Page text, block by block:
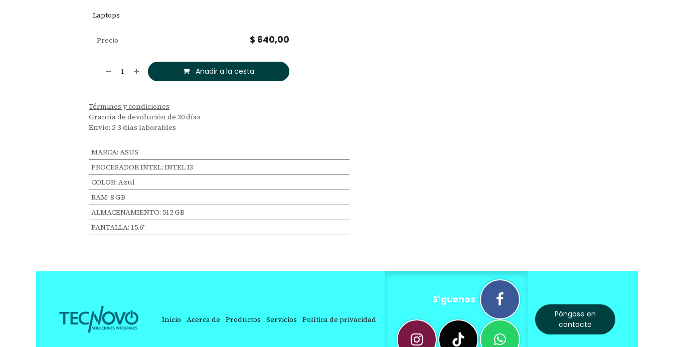
Laptops
Añadir a la cesta
Precio $ 640,00
Términos y condiciones
Grantía de devolución de 30 días
Envío: 2-3 días laborables
MARCA: ASUS
PROCESADOR INTEL: INTEL I3
COLOR: Azul
RAM: 8 GB
ALMACENAMIENTO: 512 GB
PANTALLA: 15.6"
Inicio Acerca de Productos Servicios Política de privacidad
Síguenos
Póngase en
contacto